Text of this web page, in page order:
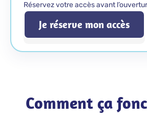
Réservez votre accès avant
Je réserve mon accès
Comment ça